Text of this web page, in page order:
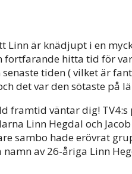
Linn är knädjupt i en
fortfarande hitta tid för
tiden ( vilket är
det var den sötaste på
framtid väntar dig! TV4:s
Linn Hegdal och
sambo hade erövrat
av 26-åriga Linn